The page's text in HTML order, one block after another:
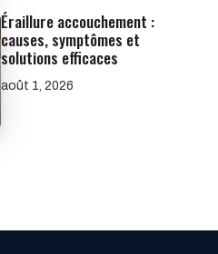
Éraillure accouchement :
causes, symptômes et
solutions efficaces
août 1, 2026